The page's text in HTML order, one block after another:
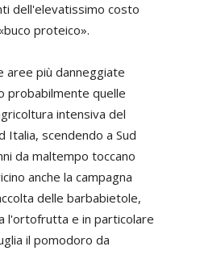
dell'elevatissimo costo
proteico».
aree più danneggiate
probabilmente quelle
intensiva del
Italia, scendendo a Sud
da maltempo toccano
anche la campagna
delle barbabietole,
l'ortofrutta e in particolare
il pomodoro da